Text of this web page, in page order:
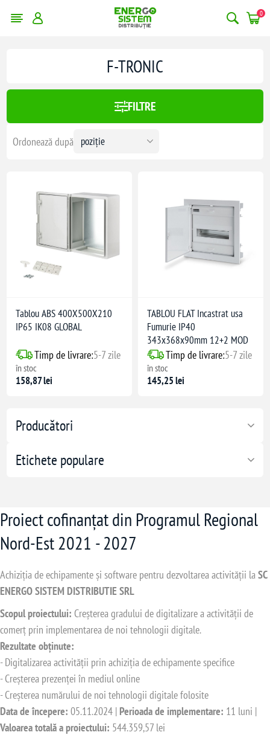
0
Producători
Etichete populare
F-TRONIC
FILTRE
Ordonează după
Tablou ABS 400X500X210
IP65 IK08 GLOBAL
Timp de livrare:5-7 zile
în stoc
158,87 lei
TABLOU FLAT Incastrat usa
Fumurie IP40
343x368x90mm 12+2 MOD
Timp de livrare:5-7 zile
în stoc
145,25 lei
Proiect cofinanțat din Programul Regional
Nord-Est 2021 - 2027
Achiziția de echipamente și software pentru dezvoltarea activității laSC
ENERGO SISTEM DISTRIBUTIE SRL
Scopul proiectului: Creșterea gradului de digitalizare a activității de
comerț prin implementarea de noi tehnologii digitale.
Rezultate obținute:
- Digitalizarea activității prin achiziția de echipamente specifice
- Creșterea prezenței în mediul online
- Creșterea numărului de noi tehnologii digitale folosite
Data de începere: 05.11.2024 | Perioada de implementare: 11 luni |
Valoarea totală a proiectului: 544.359,57 lei